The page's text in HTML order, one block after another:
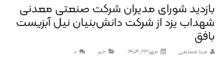
بازدید شورای مدیران شرکت صنعتی معدنی
شهداب یزد از شرکت دانش‌بنیان نیل آبزیست
بافق
مینا مسلمی مهر 23, 1404 خبر 0